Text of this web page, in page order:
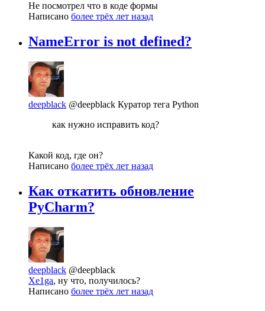
Не посмотрел что в коде формы
Написано более трёх лет назад
NameError is not defined?
deepblack @deepblack Куратор тега Python
как нужно исправить код?
Какой код, где он?
Написано более трёх лет назад
Как откатить обновление
PyCharm?
deepblack @deepblack
Xe1ga, ну что, получилось?
Написано более трёх лет назад